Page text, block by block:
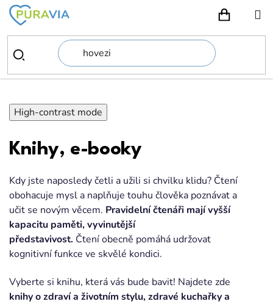
Přejít
obsah
High-contrast mode
Knihy, e-booky
Kdy jste naposledy četli a užili si chvilku klidu? Čtení
obohacuje mysl a naplňuje touhu člověka poznávat a
učit se novým věcem. Pravidelní čtenáři mají vyšší
kapacitu paměti, vyvinutější
představivost. Čtení obecně pomáhá udržovat
kognitivní funkce ve skvělé kondici.
Vyberte si knihu, která vás bude bavit! Najdete zde
knihy o zdraví a životním stylu, zdravé kuchařky a